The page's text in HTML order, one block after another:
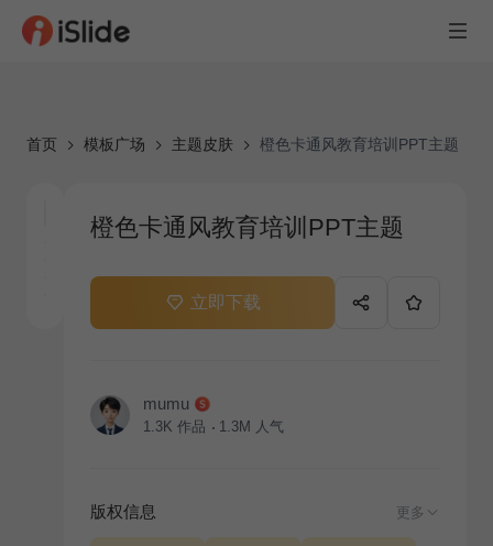
首页 模板广场 主题皮肤 橙色卡通风教育培训PPT主题
橙色卡通风教育培训PPT主题
立即下载
mumu
1.3K 作品 1.3M 人气
版权信息 更多